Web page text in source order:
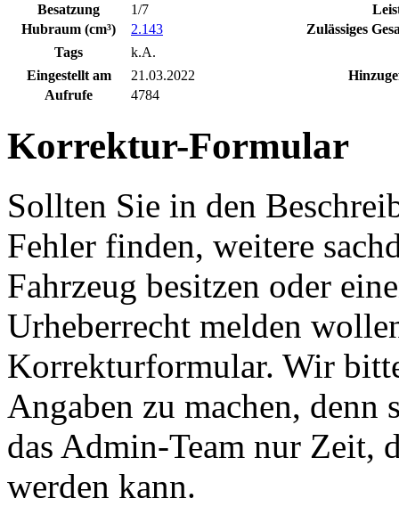
Besatzung 1/7
Hubraum (cm³)
2.143
Zulässiges
Tags
k.A.
Eingestellt am
21.03.2022
Aufrufe
4784
Korrektur-Formular
Sollten Sie in den
Fehler finden, weitere
Fahrzeug besitzen oder
Urheberrecht melden
Korrekturformular. Wir
Angaben zu machen,
das Admin-Team nur Zeit,
werden kann.